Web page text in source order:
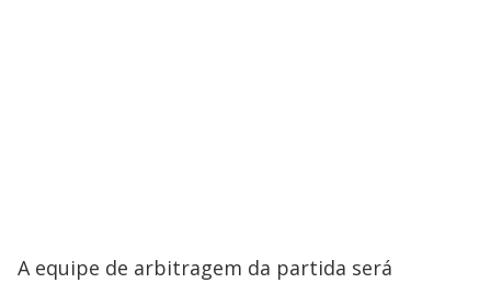
A equipe de arbitragem da partida será